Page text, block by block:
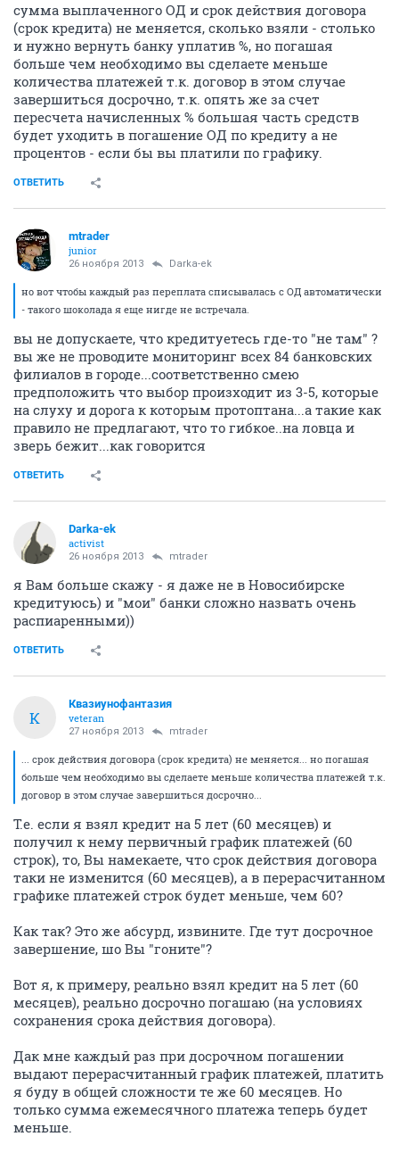
сумма выплаченного ОД и срок действия договора
(срок кредита) не меняется, сколько взяли - столько
и нужно вернуть банку уплатив %, но погашая
больше чем необходимо вы сделаете меньше
количества платежей т.к. договор в этом случае
завершиться досрочно, т.к. опять же за счет
пересчета начисленных % большая часть средств
будет уходить в погашение ОД по кредиту а не
процентов - если бы вы платили по графику.
ОТВЕТИТЬ
mtrader
junior
26 ноября 2013 Darka-ek
но вот чтобы каждый раз переплата списывалась с ОД автоматически
- такого шоколада я еще нигде не встречала.
вы не допускаете, что кредитуетесь где-то "не там" ?
вы же не проводите мониторинг всех 84 банковских
филиалов в городе...соответственно смею
предположить что выбор произходит из 3-5, которые
на слуху и дорога к которым протоптана...а такие как
правило не предлагают, что то гибкое..на ловца и
зверь бежит...как говорится
ОТВЕТИТЬ
Darka-ek
activist
26 ноября 2013 mtrader
я Вам больше скажу - я даже не в Новосибирске
кредитуюсь) и "мои" банки сложно назвать очень
распиаренными))
ОТВЕТИТЬ
К
Квазиунофантазия
veteran
27 ноября 2013 mtrader
... срок действия договора (срок кредита) не меняется... но погашая
больше чем необходимо вы сделаете меньше количества платежей т.к.
договор в этом случае завершиться досрочно...
Т.е. если я взял кредит на 5 лет (60 месяцев) и
получил к нему первичный график платежей (60
строк), то, Вы намекаете, что срок действия договора
таки не изменится (60 месяцев), а в перерасчитанном
графике платежей строк будет меньше, чем 60?
Как так? Это же абсурд, извините. Где тут досрочное
завершение, шо Вы "гоните"?
Вот я, к примеру, реально взял кредит на 5 лет (60
месяцев), реально досрочно погашаю (на условиях
сохранения срока действия договора).
Дак мне каждый раз при досрочном погашении
выдают перерасчитанный график платежей, платить
я буду в общей сложности те же 60 месяцев. Но
только сумма ежемесячного платежа теперь будет
меньше.